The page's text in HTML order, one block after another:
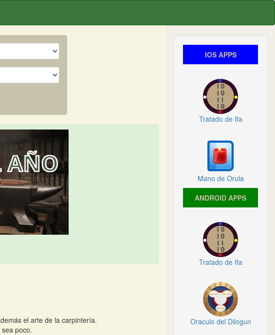
el arte de la carpintería.
poco.
IOS APPS
Tratado de Ifa
Mano de Orula
ANDROID APPS
Tratado de Ifa
Oraculo del Dilogun